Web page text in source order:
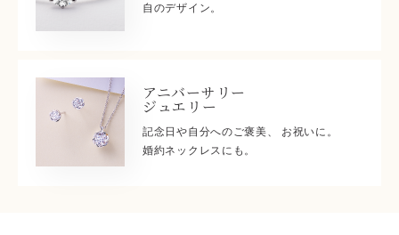
自のデザイン。
アニバーサリー
ジュエリー
記念日や自分へのご褒美、 お祝いに。
婚約ネックレスにも。